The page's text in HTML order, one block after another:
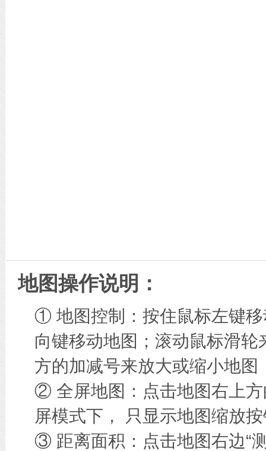
地图操作说明：
① 地图控制：按住鼠标左键
向键移动地图；滚动鼠标滑
方的加减号来放大或缩小地图
② 全屏地图：点击地图右上方
屏模式下， 只显示地图缩放
③ 距离面积：点击地图右边“